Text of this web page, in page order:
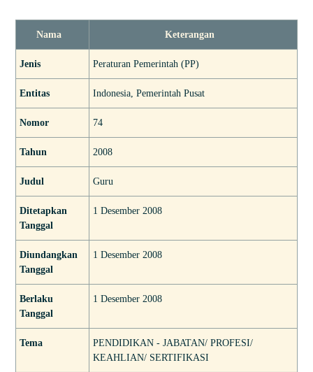
Nama Keterangan
Jenis Peraturan Pemerintah (PP)
Entitas Indonesia, Pemerintah Pusat
Nomor 74
Tahun 2008
Judul Guru
Ditetapkan
Tanggal
1 Desember 2008
Diundangkan
Tanggal
1 Desember 2008
Berlaku
Tanggal
1 Desember 2008
Tema
PENDIDIKAN - JABATAN/ PROFESI/
KEAHLIAN/ SERTIFIKASI